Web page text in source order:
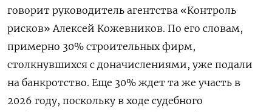
говорит руководитель агентства «Контроль
рисков» Алексей Кожевников. По его словам,
примерно 30% строительных фирм,
столкнувшихся с доначислениями, уже подали
на банкротство. Еще 30% ждет та же участь в
2026 году, поскольку в ходе судебного